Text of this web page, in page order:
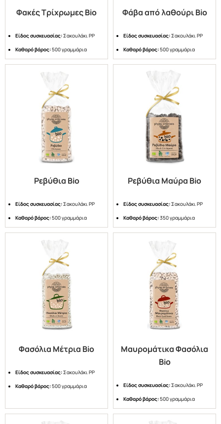
Φακές Τρίχρωμες Bio
Είδος συσκευασίας:Σακουλάκι PP
Καθαρό βάρος:500 γραμμάρια
Φάβα από λαθούρι Bio
Είδος συσκευασίας:Σακουλάκι PP
Καθαρό βάρος:500 γραμμάρια
Ρεβύθια Bio
Είδος συσκευασίας:Σακουλάκι PP
Καθαρό βάρος:500 γραμμάρια
Ρεβύθια Μαύρα Bio
Είδος συσκευασίας:Σακουλάκι PP
Καθαρό βάρος:350 γραμμάρια
Φασόλια Μέτρια Bio
Είδος συσκευασίας:Σακουλάκι PP
Καθαρό βάρος:500 γραμμάρια
Μαυρομάτικα Φασόλια
Bio
Είδος συσκευασίας:Σακουλάκι PP
Καθαρό βάρος:500 γραμμάρια